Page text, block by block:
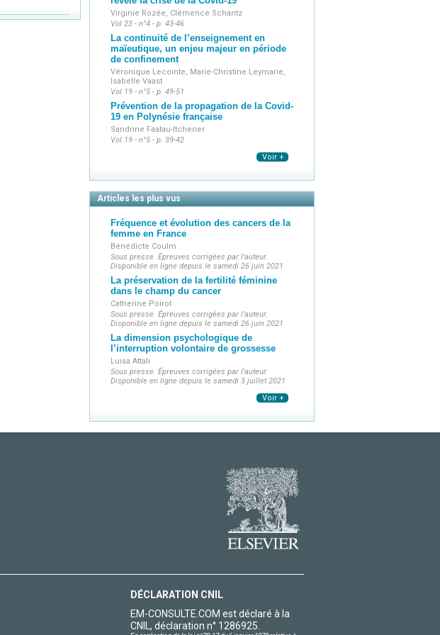
Virginie Rozée, Clémence Schantz
Vol 23 - n°4 - p. 43-46
La continuité de l’enseignement en
maïeutique, un enjeu majeur en période
de confinement
Véronique Lecointe, Marie-Christine Leymarie,
Isabelle Vaast
Vol 19 - n°5 - p. 49-51
Prévention de la propagation de la Covid-
19 en Polynésie française
Sandrine Faatau-Itchener
Vol 19 - n°5 - p. 39-42
Voir +
Articles les plus vus
Fréquence et évolution des cancers de la
femme en France
Bénédicte Coulm
Sous presse. Épreuves corrigées par l'auteur.
Disponible en ligne depuis le samedi 26 juin 2021
La préservation de la fertilité féminine
dans le champ du cancer
Catherine Poirot
Sous presse. Épreuves corrigées par l'auteur.
Disponible en ligne depuis le samedi 26 juin 2021
La dimension psychologique de
l’interruption volontaire de grossesse
Luisa Attali
Sous presse. Épreuves corrigées par l'auteur.
Disponible en ligne depuis le samedi 3 juillet 2021
Voir +
DÉCLARATION CNIL
EM-CONSULTE.COM est déclaré à la
CNIL, déclaration n° 1286925.